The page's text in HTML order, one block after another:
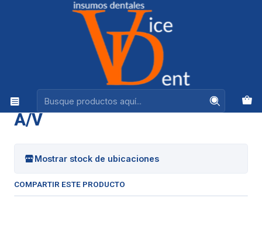
Ventas +56944575313
FRESAS Y PULIDO FRESAS CARBIDE REDONDAS A/V
FRESAS CARBIDE REDONDAS
A/V
Mostrar stock de ubicaciones
COMPARTIR ESTE PRODUCTO